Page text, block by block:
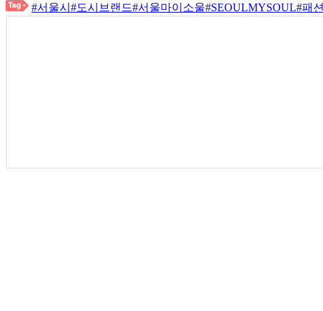
#서울시 #도시브랜드#서울마이소울#SEOULMYSOUL#패션